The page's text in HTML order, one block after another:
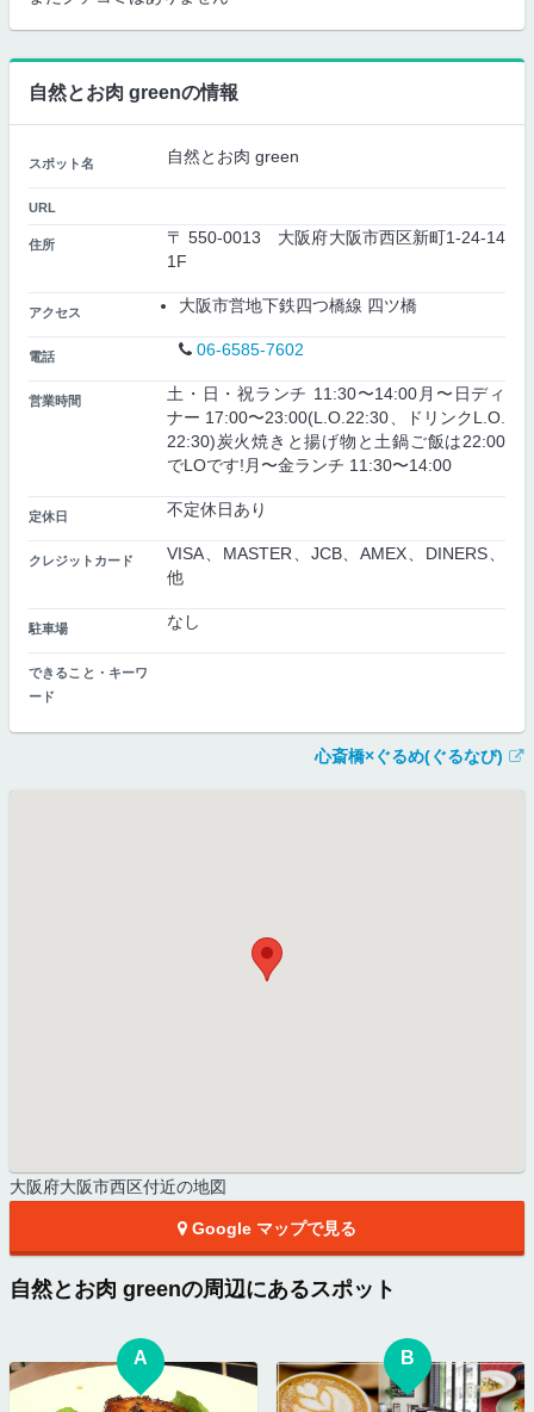
自然とお肉 greenの情報
スポット名 自然とお肉 green
URL
住所
〒 550-0013 大阪府大阪市西区新町1-24-14
1F
アクセス 大阪市営地下鉄四つ橋線 四ツ橋
電話 06-6585-7602
営業時間
土・日・祝ランチ 11:30〜14:00月〜日ディ
ナー 17:00〜23:00(L.O.22:30、ドリンクL.O.
22:30)炭火焼きと揚げ物と土鍋ご飯は22:00
でLOです!月〜金ランチ 11:30〜14:00
定休日 不定休日あり
クレジットカード
VISA、MASTER、JCB、AMEX、DINERS、
他
駐車場 なし
できること・キーワ
ード
心斎橋×ぐるめ(ぐるなび)
大阪府大阪市西区付近の地図
Google マップで見る
自然とお肉 greenの周辺にあるスポット
A B